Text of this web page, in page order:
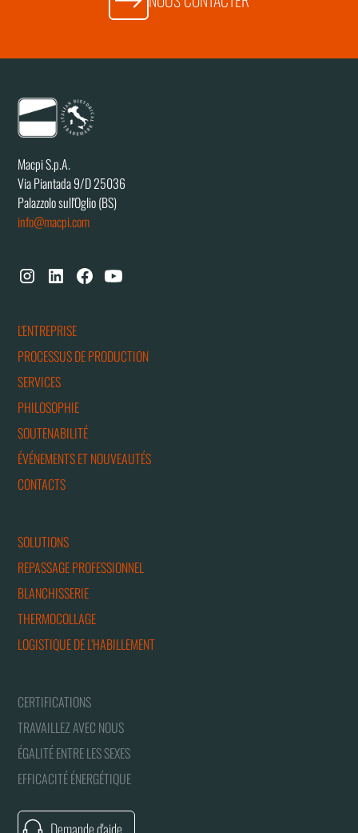
Macpi S.p.A.
Via Piantada 9/D 25036
Palazzolo sull'Oglio (BS)
info@macpi.com
L'ENTREPRISE
PROCESSUS DE PRODUCTION
SERVICES
PHILOSOPHIE
SOUTENABILITÉ
ÉVÉNEMENTS ET NOUVEAUTÉS
CONTACTS
SOLUTIONS
REPASSAGE PROFESSIONNEL
BLANCHISSERIE
THERMOCOLLAGE
LOGISTIQUE DE L’HABILLEMENT
CERTIFICATIONS
TRAVAILLEZ AVEC NOUS
ÉGALITÉ ENTRE LES SEXES
EFFICACITÉ ÉNERGÉTIQUE